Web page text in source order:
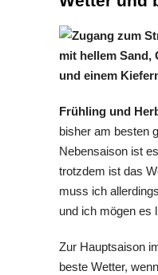
Frühling und
bisher am besten
Nebensaison ist
trotzdem ist das
muss ich
und ich mögen es
Zur Hauptsaison
beste Wetter,